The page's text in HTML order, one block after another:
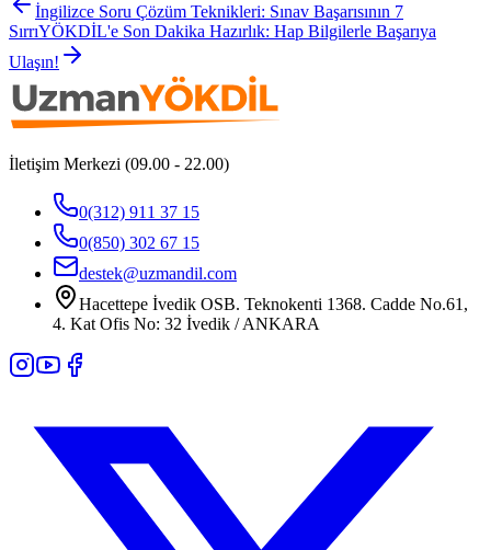
İngilizce Soru Çözüm Teknikleri: Sınav Başarısının 7
SırrıYÖKDİL'e Son Dakika Hazırlık: Hap Bilgilerle Başarıya
Ulaşın!
İletişim Merkezi (09.00 - 22.00)
0(312) 911 37 15
0(850) 302 67 15
destek@uzmandil.com
Hacettepe İvedik OSB. Teknokenti 1368. Cadde No.61,
4. Kat Ofis No: 32 İvedik / ANKARA